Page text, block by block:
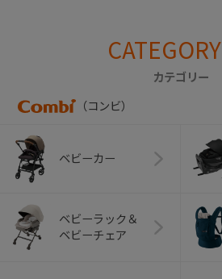
CATEGORY
カテゴリー
（コンビ）
ベビーカー
ベビーラック＆
ベビーチェア